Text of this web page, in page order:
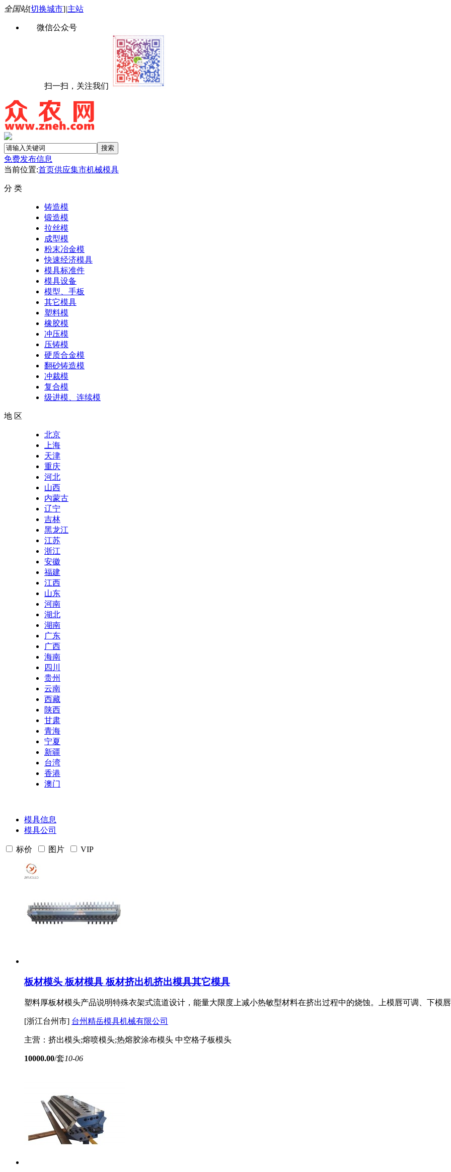
全国站[切换城市]|主站
微信公众号
扫一扫，关注我们
免费发布信息
当前位置:首页供应集市机械模具
分 类
铸造模
锻造模
拉丝模
成型模
粉末冶金模
快速经济模具
模具标准件
模具设备
模型、手板
其它模具
塑料模
橡胶模
冲压模
压铸模
硬质合金模
翻砂铸造模
冲裁模
复合模
级进模、连续模
地 区
北京
上海
天津
重庆
河北
山西
内蒙古
辽宁
吉林
黑龙江
江苏
浙江
安徽
福建
江西
山东
河南
湖北
湖南
广东
广西
海南
四川
贵州
云南
西藏
陕西
甘肃
青海
宁夏
新疆
台湾
香港
澳门
模具信息
模具公司
标价 图片 VIP
板材模头 板材模具 板材挤出机挤出模具其它模具
塑料厚板材模头产品说明特殊衣架式流道设计，能量大限度上减小热敏型材料在挤出过程中的烧蚀。上模唇可调、下模
[浙江台州市] 台州精岳模具机械有限公司
主营：挤出模头;熔喷模头;热熔胶涂布模头 中空格子板模头
10000.00/套10-06